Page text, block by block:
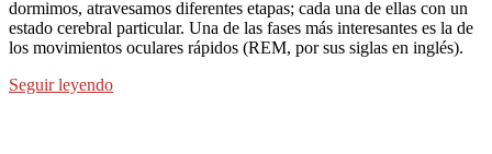
dormimos, atravesamos diferentes etapas; cada una de ellas con un
estado cerebral particular. Una de las fases más interesantes es la de
los movimientos oculares rápidos (REM, por sus siglas en inglés).
Seguir leyendo